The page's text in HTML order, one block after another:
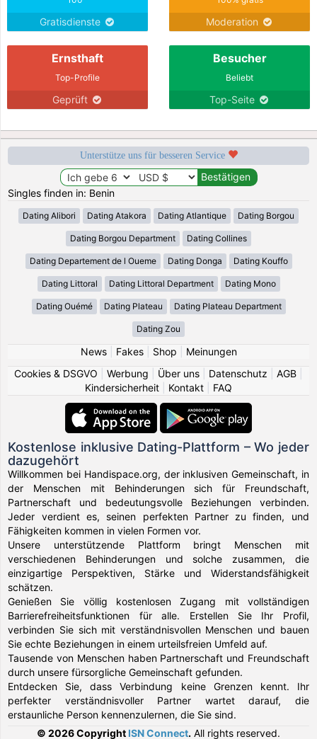
Gratisdienste Moderation
Ernsthaft
Top-Profile
Geprüft
Besucher
Beliebt
Top-Seite
Unterstütze uns für besseren Service
Singles finden in: Benin
Dating Alibori Dating Atakora Dating Atlantique Dating Borgou
Dating Borgou Department Dating Collines
Dating Departement de l Oueme Dating Donga Dating Kouffo
Dating Littoral Dating Littoral Department Dating Mono
Dating Ouémé Dating Plateau Dating Plateau Department
Dating Zou
News| Fakes| Shop
Meinungen
Cookies & DSGVO
Werbung Über uns Datenschutz AGB
Kindersicherheit
Kontakt FAQ
Kostenlose inklusive Dating-Plattform – Wo jeder
dazugehört
Willkommen bei Handispace.org, der inklusiven Gemeinschaft, in
der Menschen mit Behinderungen sich für Freundschaft,
Partnerschaft und bedeutungsvolle Beziehungen verbinden.
Jeder verdient es, seinen perfekten Partner zu finden, und
Fähigkeiten kommen in vielen Formen vor.
Unsere unterstützende Plattform bringt Menschen mit
verschiedenen Behinderungen und solche zusammen, die
einzigartige Perspektiven, Stärke und Widerstandsfähigkeit
schätzen.
Genießen Sie völlig kostenlosen Zugang mit vollständigen
Barrierefreiheitsfunktionen für alle. Erstellen Sie Ihr Profil,
verbinden Sie sich mit verständnisvollen Menschen und bauen
Sie echte Beziehungen in einem urteilsfreien Umfeld auf.
Tausende von Menschen haben Partnerschaft und Freundschaft
durch unsere fürsorgliche Gemeinschaft gefunden.
Entdecken Sie, dass Verbindung keine Grenzen kennt. Ihr
perfekter verständnisvoller Partner wartet darauf, die
erstaunliche Person kennenzulernen, die Sie sind.
© 2026 Copyright ISN Connect. All rights reserved.